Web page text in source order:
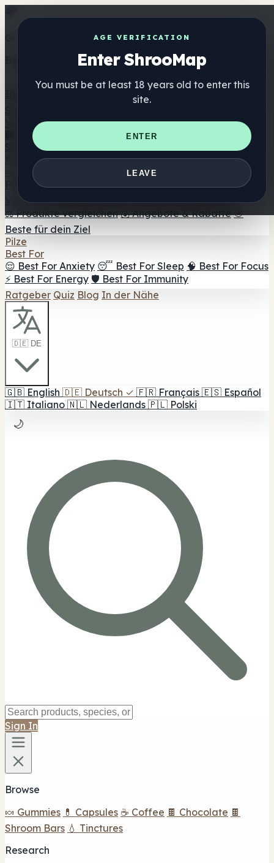
AGE VERIFICATION
Enter ShrooMap
You must be at least 18 years old to enter this
site.
ENTER
LEAVE
Get the ShrooMap app
Better than mobile web — one tap away
Verzeichnis
🏢 Markenverzeichnis
📍 Headshop-Finder
Smartshop-Finder
Nahrungsergänzung
🍬 Pilz-Gummis
💊 Pilz-Kapseln 💧 Pilz-Tinkturen
🫙 Pilz-
☕ Pilz-Kaffee 🍫 Pilz-Schokolade 💨 Mushroom
Vapes 🍫 Shroom Bar Hub 😌 Stimmungs-Gummis
⚖️ Produkte vergleichen 💰 Angebote & Rabatte 🎯
Beste für dein Ziel
Pilze
Best For
😌 Best For Anxiety 😴 Best For Sleep 🧠 Best For Focus
⚡ Best For Energy 🛡️ Best For Immunity
Ratgeber Quiz Blog In der Nähe
🇩🇪 DE
🇬🇧 English 🇩🇪 Deutsch ✓ 🇫🇷 Français 🇪🇸 Español
🇮🇹 Italiano 🇳🇱 Nederlands 🇵🇱 Polski
🌙
Sign In
Browse
🍬 Gummies 💊 Capsules ☕ Coffee 🍫 Chocolate 🍫
Shroom Bars 💧 Tinctures
Research